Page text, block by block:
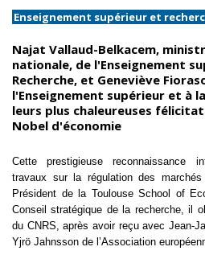
Enseignement supérieur et
Najat Vallaud-Belkacem,
nationale, de l'Enseignement
Recherche, et Geneviève
l'Enseignement supérieur et à
leurs plus chaleureuses
Nobel d'économie
Cette prestigieuse reconnaissance
travaux sur la régulation des marchés
Président de la Toulouse School of
Conseil stratégique de la recherche, il
du CNRS, après avoir reçu avec Jean-
Yjrö Jahnsson de l’Association